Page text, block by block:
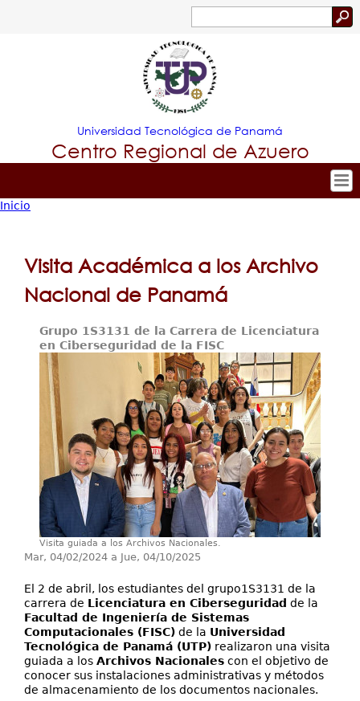
Jump to navigation
de
búsqueda
Universidad Tecnológica de Panamá
Centro Regional de Azuero
Tropical
Principal
Admisión
Oferta Académica
Estudiante
Servicios
Investigación
Contáctenos
está
aquí
Inicio
Visita Académica a los Archivo
Nacional de Panamá
Grupo 1S3131 de la Carrera de Licenciatura
en Ciberseguridad de la FISC
Visita guiada a los Archivos Nacionales.
Mar, 04/02/2024 a Jue, 04/10/2025
El 2 de abril, los estudiantes del grupo1S3131 de la
carrera de Licenciatura en Ciberseguridad de la
Facultad de Ingeniería de Sistemas
Computacionales (FISC) de la Universidad
Tecnológica de Panamá (UTP) realizaron una visita
guiada a los Archivos Nacionales con el objetivo de
conocer sus instalaciones administrativas y métodos
de almacenamiento de los documentos nacionales.